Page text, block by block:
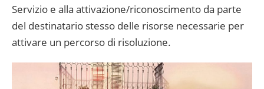
Servizio e alla attivazione/riconoscimento da parte
del destinatario stesso delle risorse necessarie per
attivare un percorso di risoluzione.